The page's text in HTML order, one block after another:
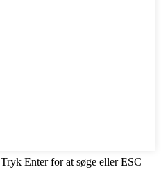
Tryk Enter for at søge eller ESC